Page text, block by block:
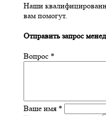
Наши
вам помогут.
Отправить запрос
Вопрос *
Ваше имя *